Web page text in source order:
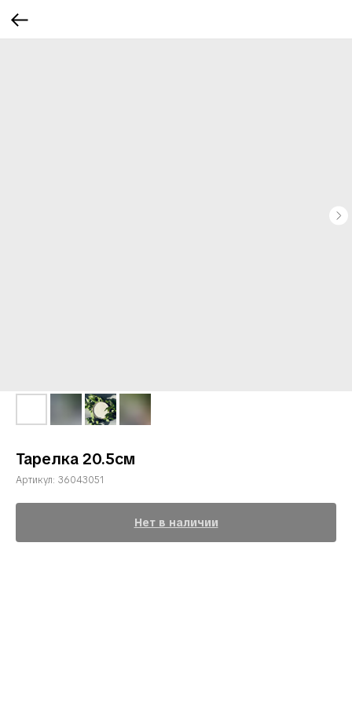
Тарелка 20.5см
Артикул: 36043051
Нет в наличии